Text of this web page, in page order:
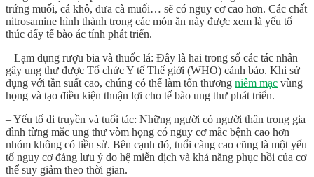
trứng muối, cá khô, dưa cà muối… sẽ có nguy cơ cao hơn. Các chất
nitrosamine hình thành trong các món ăn này được xem là yếu tố
thúc đẩy tế bào ác tính phát triển.
– Lạm dụng rượu bia và thuốc lá: Đây là hai trong số các tác nhân
gây ung thư được Tổ chức Y tế Thế giới (WHO) cảnh báo. Khi sử
dụng với tần suất cao, chúng có thể làm tổn thương niêm mạc vùng
họng và tạo điều kiện thuận lợi cho tế bào ung thư phát triển.
– Yếu tố di truyền và tuổi tác: Những người có người thân trong gia
đình từng mắc ung thư vòm họng có nguy cơ mắc bệnh cao hơn
nhóm không có tiền sử. Bên cạnh đó, tuổi càng cao cũng là một yếu
tố nguy cơ đáng lưu ý do hệ miễn dịch và khả năng phục hồi của cơ
thể suy giảm theo thời gian.